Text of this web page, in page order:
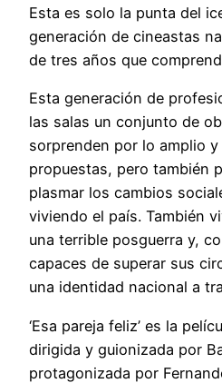
Esta es solo la punta del
generación de cineastas
de tres años que
Esta generación de
las salas un conjunto de
sorprenden por lo amplio
propuestas, pero también
plasmar los cambios
viviendo el país. También
una terrible posguerra y,
capaces de superar sus
una identidad nacional a
‘Esa pareja feliz’ es la
dirigida y guionizada por
protagonizada por